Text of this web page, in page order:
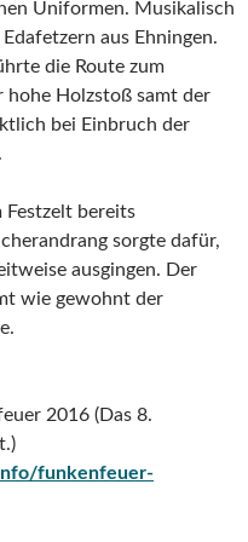
Uniformen. Musikalisch
aus Ehningen.
die Route zum
hohe Holzstoß samt der
bei Einbruch der
Festzelt bereits
sorgte dafür,
ausgingen. Der
wie gewohnt der
2016 (Das 8.
funkenfeuer-